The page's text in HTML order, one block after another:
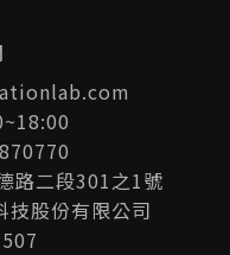
路二段301之1號
技股份有限公司